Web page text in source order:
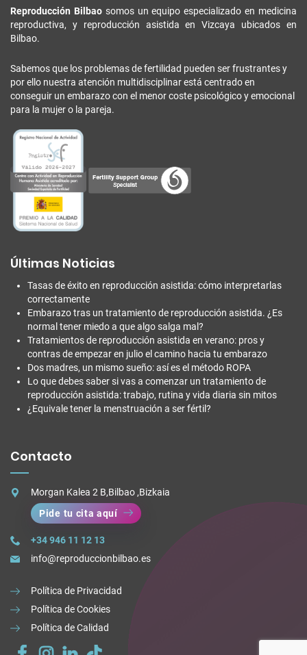
Reproducción Bilbaosomos un equipo especializado en medicina
reproductiva, y reproducción asistida en Vizcaya ubicados en
Bilbao.
Sabemos que los problemas de fertilidad pueden ser frustrantes y
por ello nuestra atención multidisciplinar está centrado en
conseguir un embarazo con el menor coste psicológico y emocional
para la mujer o la pareja.
Últimas Noticias
Tasas de éxito en reproducción asistida: cómo interpretarlas
correctamente
Embarazo tras un tratamiento de reproducción asistida. ¿Es
normal tener miedo a que algo salga mal?
Tratamientos de reproducción asistida en verano: pros y
contras de empezar en julio el camino hacia tu embarazo
Dos madres, un mismo sueño: así es el método ROPA
Lo que debes saber si vas a comenzar un tratamiento de
reproducción asistida: trabajo, rutina y vida diaria sin mitos
¿Equivale tener la menstruación a ser fértil?
Contacto
Morgan Kalea 2 B,Bilbao ,Bizkaia
Pide tu cita aquí
+34 946 11 12 13
info@reproduccionbilbao.es
Política de Privacidad
Política de Cookies
Política de Calidad